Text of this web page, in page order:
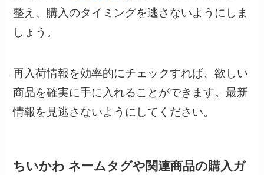
整え、購入のタイミングを逃さないようにしま
しょう。
再入荷情報を効率的にチェックすれば、欲しい
商品を確実に手に入れることができます。最新
情報を見逃さないようにしてください。
ちいかわ ネームタグや関連商品の購入ガ